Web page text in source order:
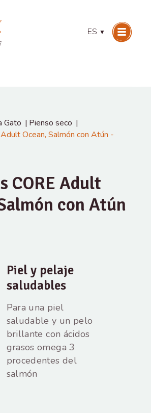
ES ▼
Gato
Pienso seco
Ocean, Salmón con Atún -
CORE Adult
con Atún
Piel y pelaje
saludables
Para una piel
saludable y un pelo
brillante con ácidos
grasos omega 3
procedentes del
salmón